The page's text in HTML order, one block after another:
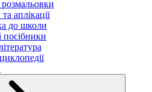
аплікації
до школи
посібники